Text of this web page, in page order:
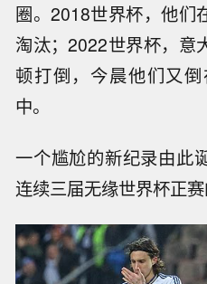
圈。2018世界杯，他们
淘汰；2022世界杯，意
顿打倒，今晨他们又
中。
一个尴尬的新纪录由此
连续三届无缘世界杯正赛